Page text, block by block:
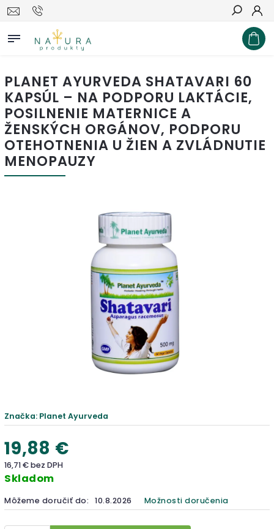
Hľadať
PLANET AYURVEDA SHATAVARI 60
KAPSÚL – NA PODPORU LAKTÁCIE,
POSILNENIE MATERNICE A
ŽENSKÝCH ORGÁNOV, PODPORU
OTEHOTNENIA U ŽIEN A ZVLÁDNUTIE
MENOPAUZY
Značka: Planet Ayurveda
19,88 €
16,71 € bez DPH
Skladom
Môžeme doručiť do: 10.8.2026 Možnosti doručenia